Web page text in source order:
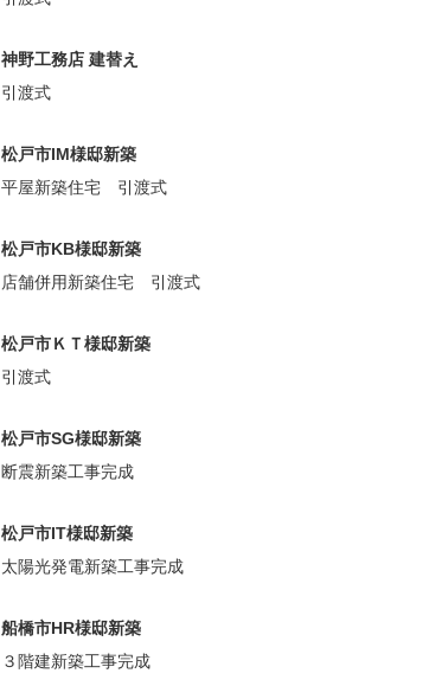
神野工務店 建替え
引渡式
松戸市IM様邸新築
平屋新築住宅 引渡式
松戸市KB様邸新築
店舗併用新築住宅 引渡式
松戸市ＫＴ様邸新築
引渡式
松戸市SG様邸新築
断震新築工事完成
松戸市IT様邸新築
太陽光発電新築工事完成
船橋市HR様邸新築
３階建新築工事完成